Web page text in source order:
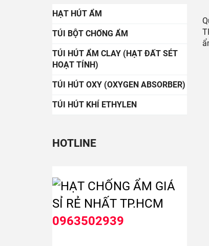
HẠT HÚT ẨM
TÚI BỘT CHỐNG ẨM
TÚI HÚT ẨM CLAY (HẠT ĐẤT SÉT
HOẠT TÍNH)
TÚI HÚT OXY (OXYGEN ABSORBER)
TÚI HÚT KHÍ ETHYLEN
HOTLINE
0963502939